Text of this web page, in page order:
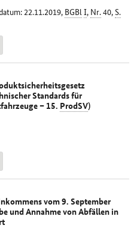
22.11.2019, BGBl I, Nr.40,S.
Standards für
– 15. ProdSV)
vom 9. September
und Annahme von Abfällen in